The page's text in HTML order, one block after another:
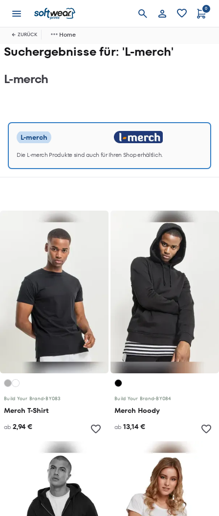
Anmelden
0
ZURÜCK Home
Suchergebnisse für: 'L-merch'
L-merch
L-merch
Die L-merch Produkte sind auch für Ihren Shop erhältlich.
Build Your Brand•BY083
Merch T-Shirt
ab 2,94 €
Build Your Brand•BY084
Merch Hoody
ab 13,14 €